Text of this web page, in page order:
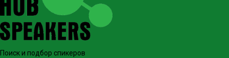
Поиск и подбор спикеров